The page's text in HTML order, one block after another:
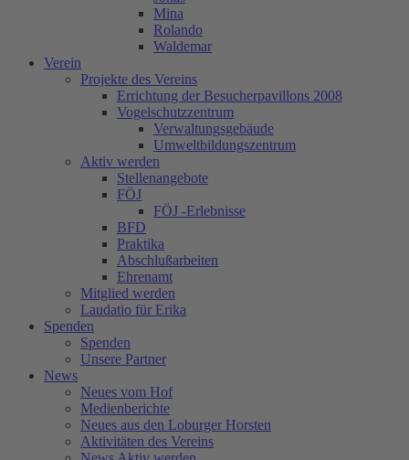
Mina
Rolando
Waldemar
Verein
Projekte des Vereins
Errichtung der Besucherpavillons 2008
Vogelschutzzentrum
Verwaltungsgebäude
Umweltbildungszentrum
Aktiv werden
Stellenangebote
FÖJ
FÖJ -Erlebnisse
BFD
Praktika
Abschlußarbeiten
Ehrenamt
Mitglied werden
Laudatio für Erika
Spenden
Spenden
Unsere Partner
News
Neues vom Hof
Medienberichte
Neues aus den Loburger Horsten
Aktivitäten des Vereins